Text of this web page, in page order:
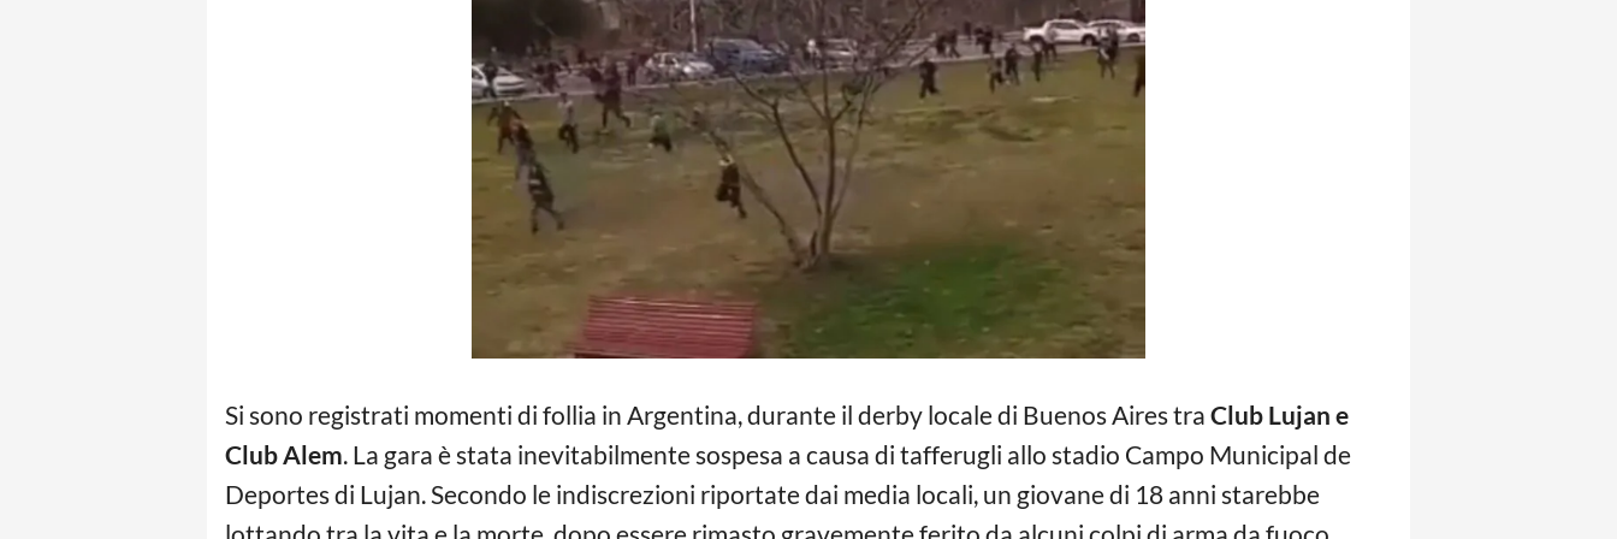
Si sono registrati momenti di follia in Argentina, durante il derby locale di Buenos Aires tra Club Lujan e
Club Alem. La gara è stata inevitabilmente sospesa a causa di tafferugli allo stadio Campo Municipal de
Deportes di Lujan. Secondo le indiscrezioni riportate dai media locali, un giovane di 18 anni starebbe